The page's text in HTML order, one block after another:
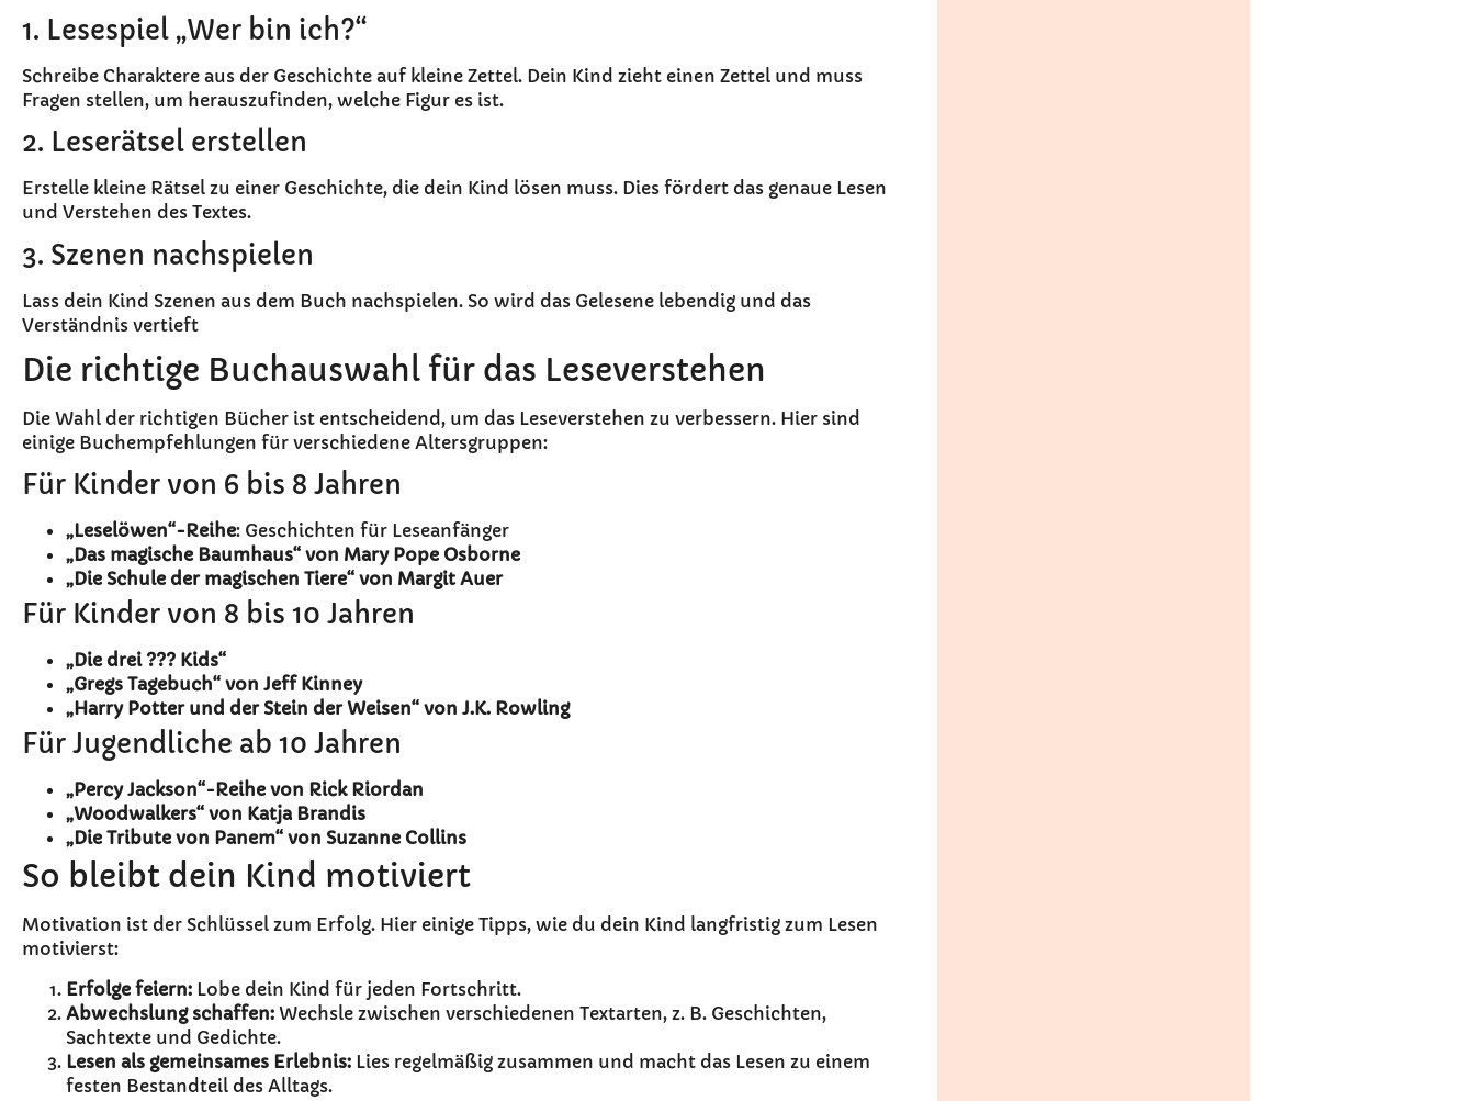
1. Lesespiel „Wer bin ich?“
Schreibe Charaktere aus der Geschichte auf kleine Zettel. Dein Kind zieht einen Zettel und muss
Fragen stellen, um herauszufinden, welche Figur es ist.
2. Leserätsel erstellen
Erstelle kleine Rätsel zu einer Geschichte, die dein Kind lösen muss. Dies fördert das genaue Lesen
und Verstehen des Textes.
3. Szenen nachspielen
Lass dein Kind Szenen aus dem Buch nachspielen. So wird das Gelesene lebendig und das
Verständnis vertieft
Die richtige Buchauswahl für das Leseverstehen
Die Wahl der richtigen Bücher ist entscheidend, um das Leseverstehen zu verbessern. Hier sind
einige Buchempfehlungen für verschiedene Altersgruppen:
Für Kinder von 6 bis 8 Jahren
„Leselöwen“-Reihe: Geschichten für Leseanfänger
„Das magische Baumhaus“ von Mary Pope Osborne
„Die Schule der magischen Tiere“ von Margit Auer
Für Kinder von 8 bis 10 Jahren
„Die drei ??? Kids“
„Gregs Tagebuch“ von Jeff Kinney
„Harry Potter und der Stein der Weisen“ von J.K. Rowling
Für Jugendliche ab 10 Jahren
„Percy Jackson“-Reihe von Rick Riordan
„Woodwalkers“ von Katja Brandis
„Die Tribute von Panem“ von Suzanne Collins
So bleibt dein Kind motiviert
Motivation ist der Schlüssel zum Erfolg. Hier einige Tipps, wie du dein Kind langfristig zum Lesen
motivierst:
Erfolge feiern: Lobe dein Kind für jeden Fortschritt.
Abwechslung schaffen: Wechsle zwischen verschiedenen Textarten, z. B. Geschichten,
Sachtexte und Gedichte.
Lesen als gemeinsames Erlebnis: Lies regelmäßig zusammen und macht das Lesen zu einem
festen Bestandteil des Alltags.